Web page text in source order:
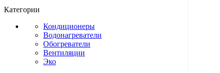
Категории
Кондиционеры
Водонагреватели
Обогреватели
Вентиляции
Эко